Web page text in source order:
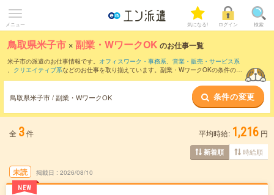
メニュー 気になる! ログイン 検索
鳥取県米子市 ×副業・WワークOK のお仕事一覧
米子市の派遣のお仕事情報です。 オフィスワーク・事務系、 営業・販売・サービス系
、 クリエイティブ系などのお仕事を取り揃えています。副業・WワークOKの条件の他
鳥取県米子市 / 副業・WワークOK 条件の変更
全 3件 平均時給: 1,216 円
新着順 時給順
未読
NEW
掲載日 2026/08/10